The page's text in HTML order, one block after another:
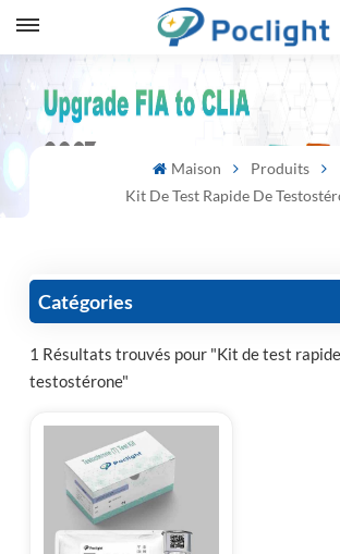
Maison
Produits
Kit De Test Rapide De
Catégories
1 Résultats trouvés pour "Kit de test
testostérone"